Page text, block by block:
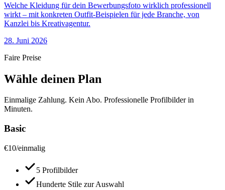
Welche Kleidung für dein Bewerbungsfoto wirklich professionell
wirkt – mit konkreten Outfit-Beispielen für jede Branche, von
Kanzlei bis Kreativagentur.
28. Juni 2026
Faire Preise
Wähle deinen Plan
Einmalige Zahlung. Kein Abo. Professionelle Profilbilder in
Minuten.
Basic
€10/einmalig
5 Profilbilder
Hunderte Stile zur Auswahl